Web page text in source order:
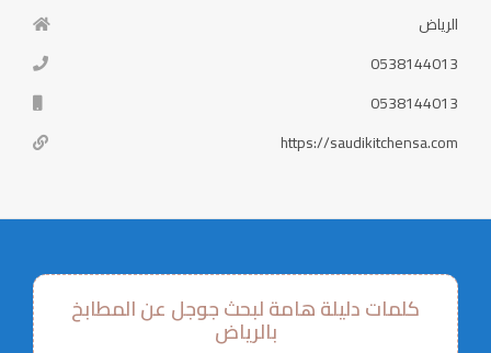
الرياض
0538144013
0538144013
https://saudikitchensa.com
كلمات دليلة هامة لبحث جوجل عن المطابخ
بالرياض